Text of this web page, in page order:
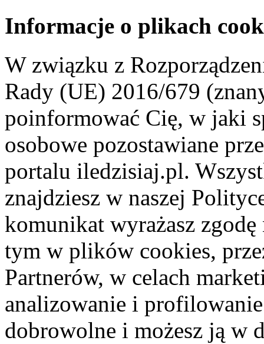
Informacje o plikach
W związku z
Rady (UE) 2016/679
poinformować Cię, w jaki
osobowe pozostawiane
portalu iledzisiaj.pl.
znajdziesz w naszej
komunikat wyrażasz
tym w plików cookies,
Partnerów, w celach
analizowanie i
dobrowolne i możesz ją w